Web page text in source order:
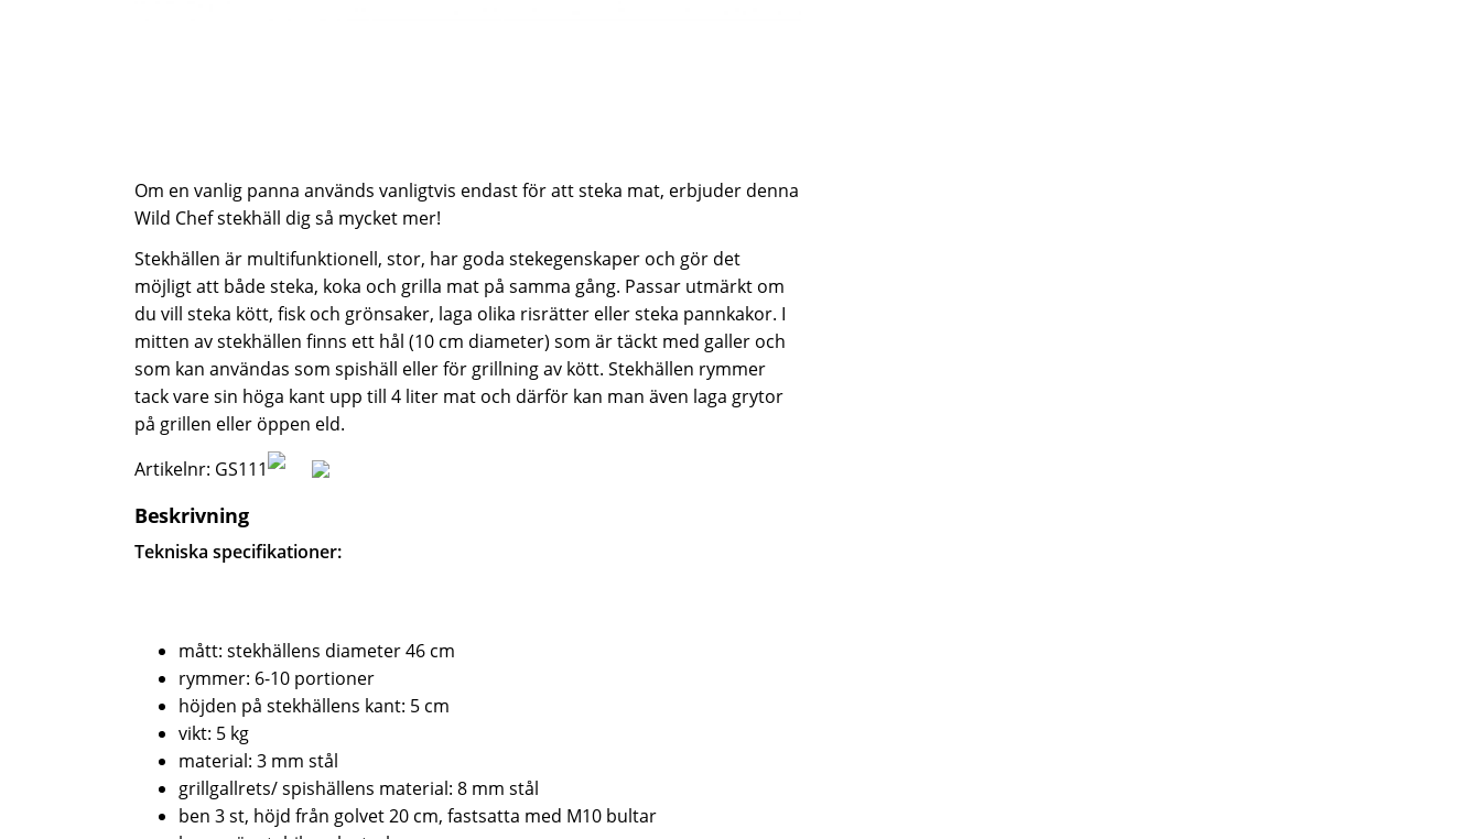
Om en vanlig panna används vanligtvis endast för att steka mat, erbjuder denna
Wild Chef stekhäll dig så mycket mer!
Stekhällen är multifunktionell, stor, har goda stekegenskaper och gör det
möjligt att både steka, koka och grilla mat på samma gång. Passar utmärkt om
du vill steka kött, fisk och grönsaker, laga olika risrätter eller steka pannkakor. I
mitten av stekhällen finns ett hål (10 cm diameter) som är täckt med galler och
som kan användas som spishäll eller för grillning av kött. Stekhällen rymmer
tack vare sin höga kant upp till 4 liter mat och därför kan man även laga grytor
på grillen eller öppen eld.
Artikelnr: GS111
Beskrivning
Tekniska specifikationer:
mått: stekhällens diameter 46 cm
rymmer: 6-10 portioner
höjden på stekhällens kant: 5 cm
vikt: 5 kg
material: 3 mm stål
grillgallrets/ spishällens material: 8 mm stål
ben 3 st, höjd från golvet 20 cm, fastsatta med M10 bultar